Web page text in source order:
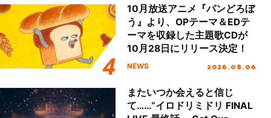
10月放送アニメ『パンどろぼ
う』より、OPテーマ＆EDテ
ーマを収録した主題歌CDが
10月28日にリリース決定！
NEWS 2026.08.06
またいつか会えると信じ
て……“イロドリミドリ FINAL